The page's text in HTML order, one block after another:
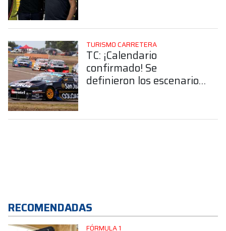
TURISMO CARRETERA
TC: ¡Calendario
confirmado! Se
definieron los escenarios
RECOMENDADAS
FÓRMULA 1